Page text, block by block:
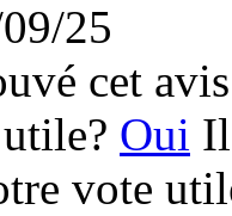
25
cet
Oui
vote